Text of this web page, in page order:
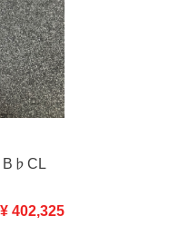
B♭CL
¥ 402,325